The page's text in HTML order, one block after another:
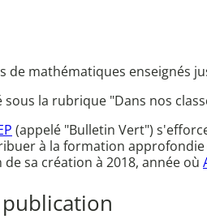
de mathématiques enseignés
la rubrique "Dans nos
(appelé "Bulletin Vert")
à la formation approfondie
sa création à 2018, année où